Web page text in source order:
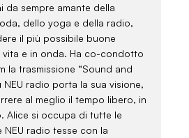
da sempre amante della
dello yoga e della radio,
il più possibile buone
vita e in onda. Ha co-condotto
la trasmissione “Sound and
NEU radio porta la sua visione,
al meglio il tempo libero, in
Alice si occupa di tutte le
NEU radio tesse con la